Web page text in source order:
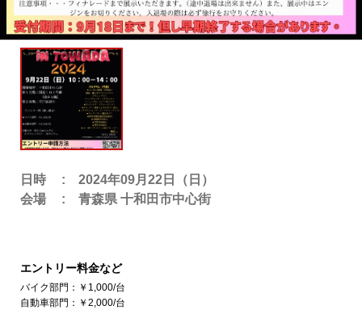
日時
2024年09月22日（日）
会場
青森県 十和田市中心街
エントリー料金など
バイク部門：￥1,000/台
自動車部門：￥2,000/台